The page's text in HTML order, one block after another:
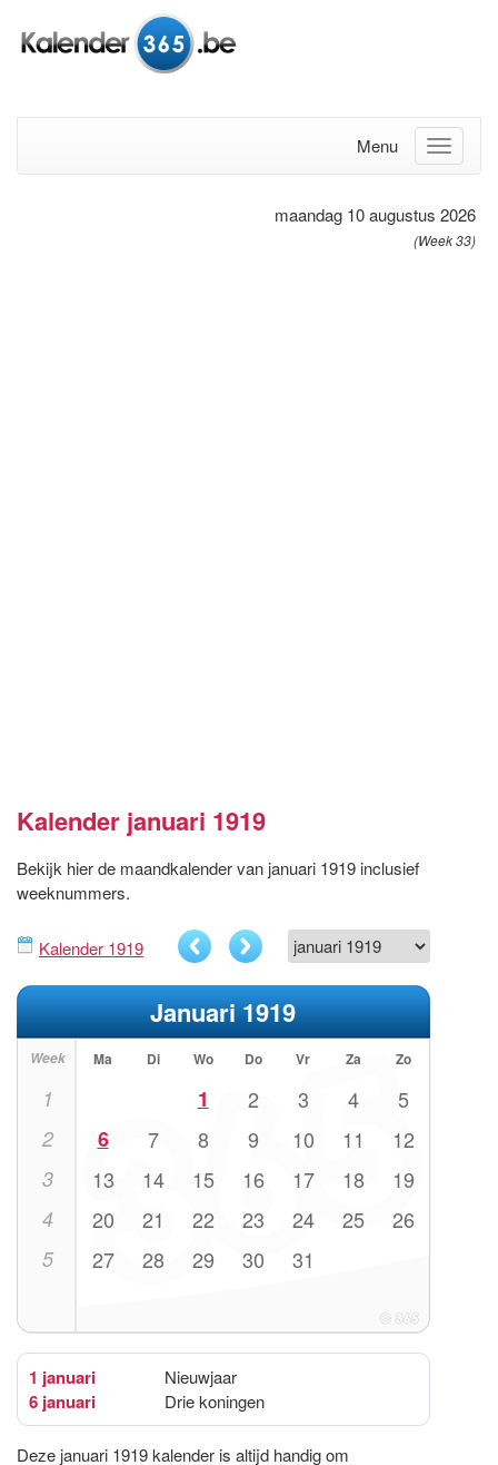
Menu
maandag 10 augustus 2026
(Week 33)
Kalender januari 1919
Bekijk hier de maandkalender van januari 1919 inclusief
weeknummers.
Kalender 1919
Januari 1919
Week Ma Di Wo Do Vr Za Zo
1 1 2 3 4 5
2 6 7 8 9 10 11 12
3 13 14 15 16 17 18 19
4 20 21 22 23 24 25 26
5 27 28 29 30 31
1 januari Nieuwjaar
6 januari Drie koningen
Deze januari 1919 kalender is altijd handig om